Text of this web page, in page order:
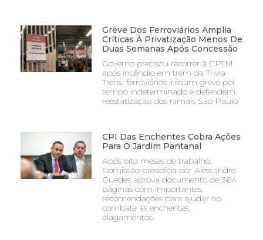
Greve Dos Ferroviários Amplia
Críticas À Privatização Menos De
Duas Semanas Após Concessão
Governo precisou recorrer à CPTM
após incêndio em trem da Trivia
Trens; ferroviários iniciam greve por
tempo indeterminado e defendem
reestatização dos ramais São Paulo
CPI Das Enchentes Cobra Ações
Para O Jardim Pantanal
Após oito meses de trabalho,
Comissão presidida por Alessandro
Guedes aprova documento de 364
páginas com importantes
recomendações para ajudar no
combate às enchentes,
alagamentos